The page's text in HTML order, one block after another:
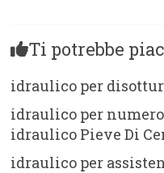
Ti potrebbe
idraulico per
idraulico per
idraulico Pieve Di
idraulico per